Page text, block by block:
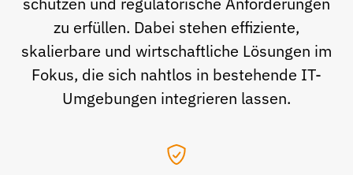
zu erfüllen. Dabei stehen effiziente,
skalierbare und wirtschaftliche Lösungen im
Fokus, die sich nahtlos in bestehende IT-
Umgebungen integrieren lassen.